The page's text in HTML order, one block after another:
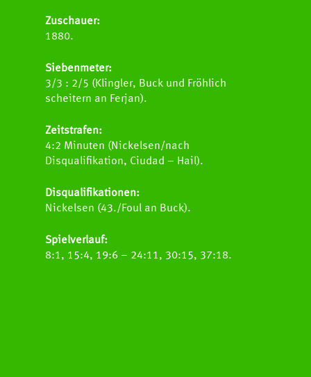
Zuschauer:
1880.
Siebenmeter:
3/3 : 2/5 (Klingler, Buck und Fröhlich
scheitern an Ferjan).
Zeitstrafen:
4:2 Minuten (Nickelsen/nach
Disqualifikation, Ciudad – Hail).
Disqualifikationen:
Nickelsen (43./Foul an Buck).
Spielverlauf:
8:1, 15:4, 19:6 – 24:11, 30:15, 37:18.